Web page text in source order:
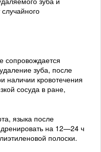
сопровождается
зуба, после
наличии кровотечения
сосуда в ране,
языка после
на 12—24 ч
полоски.